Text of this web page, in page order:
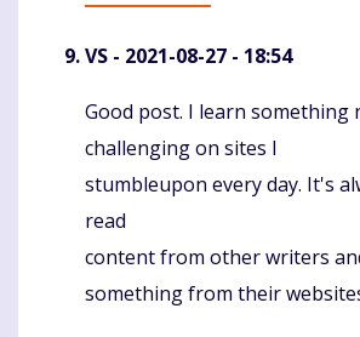
VS - 2021-08-27 - 18:54
Komentaras
Good post. I learn something
challenging on sites I
stumbleupon every day. It's
read
content from other writers
something from their